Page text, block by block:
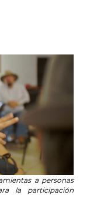
a personas
la participación